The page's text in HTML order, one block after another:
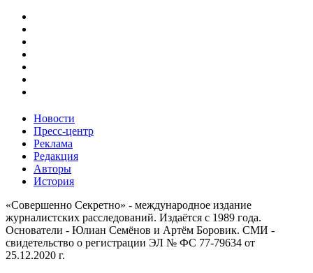
Новости
Пресс-центр
Реклама
Редакция
Авторы
История
«Совершенно Секретно» - международное издание
журналистских расследований. Издаётся с 1989 года.
Основатели - Юлиан Семёнов и Артём Боровик. CМИ -
свидетельство о регистрации ЭЛ № ФС 77-79634 от
25.12.2020 г.